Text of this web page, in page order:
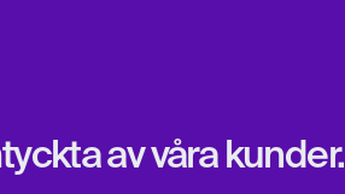
av våra kunder.